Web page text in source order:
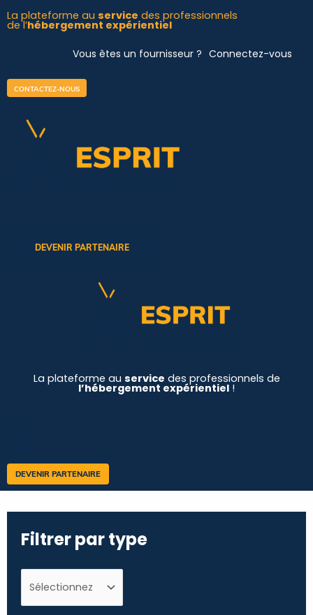
Aller
au
La plateforme au service des professionnels
de l’hébergement expérientiel
Vous êtes un fournisseur ? Connectez-vous
CONTACTEZ-NOUS
DEVENIR PARTENAIRE
La plateforme au service des professionnels de
l’hébergement expérientiel !
DEVENIR PARTENAIRE
Filtrer par type